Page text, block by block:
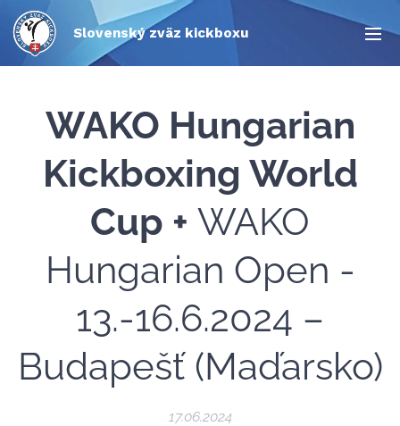
Slovenský zväz kickboxu
WAKO Hungarian
Kickboxing World
Cup + WAKO
Hungarian Open -
13.-16.6.2024 –
Budapešť (Maďarsko)
17.06.2024